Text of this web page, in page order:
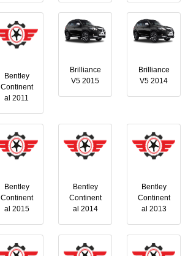
Brilliance
V5 2014
Brilliance
V5 2015
Bentley
Continent
al 2011
Bentley
Continent
al 2013
Bentley
Continent
al 2014
Bentley
Continent
al 2015